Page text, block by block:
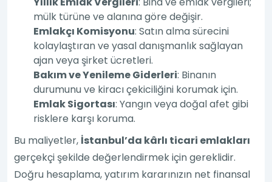
mülk türüne ve alanına göre değişir.
Emlakçı Komisyonu: Satın alma sürecini
kolaylaştıran ve yasal danışmanlık sağlayan
ajan veya şirket ücretleri.
Bakım ve Yenileme Giderleri: Binanın
durumunu ve kiracı çekiciliğini korumak için.
Emlak Sigortası: Yangın veya doğal afet gibi
risklere karşı koruma.
Bu maliyetler, İstanbul’da kârlı ticari emlakları
gerçekçi şekilde değerlendirmek için gereklidir.
Doğru hesaplama, yatırım kararınızın net finansal